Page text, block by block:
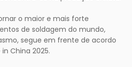
o maior e mais forte
de soldagem do mundo,
segue em frente de acordo
China 2025.